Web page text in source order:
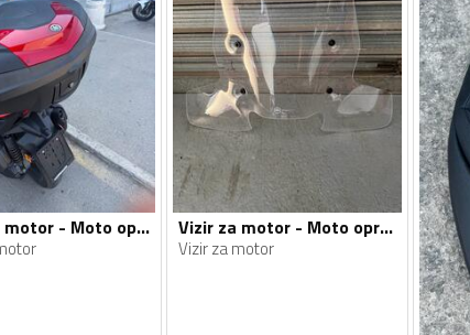
Kofer za motor - Moto oprema Vizir za motor - Moto oprema
Vizir za motor